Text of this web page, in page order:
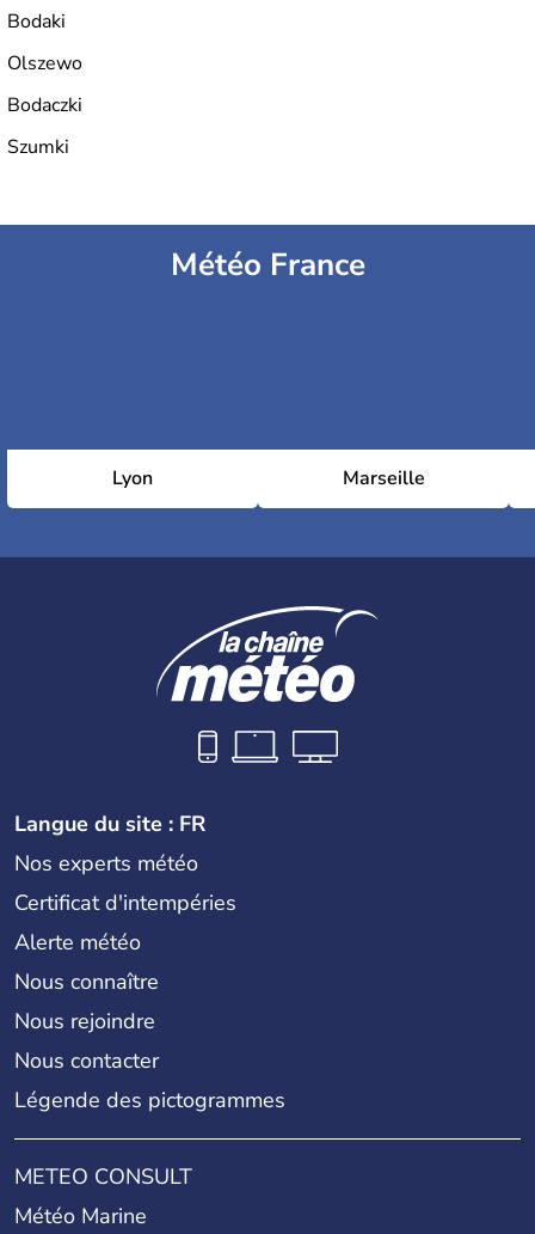
Bodaki
Olszewo
Bodaczki
Szumki
Météo France
Lyon Marseille
Langue du site : FR
Nos experts météo
Certificat d'intempéries
Alerte météo
Nous connaître
Nous rejoindre
Nous contacter
Légende des pictogrammes
METEO CONSULT
Météo Marine